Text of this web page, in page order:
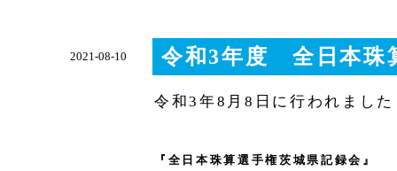
2021-08-10 令和3年度 全日本珠
令和3年8月8日に行われました
『全日本珠算選手権茨城県記録会』